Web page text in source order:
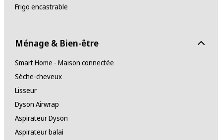
Frigo encastrable
Ménage & Bien-être
Smart Home - Maison connectée
Sèche-cheveux
Lisseur
Dyson Airwrap
Aspirateur Dyson
Aspirateur balai